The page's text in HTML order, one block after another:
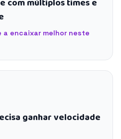
com múltiplos times e
a encaixar melhor neste
ganhar velocidade